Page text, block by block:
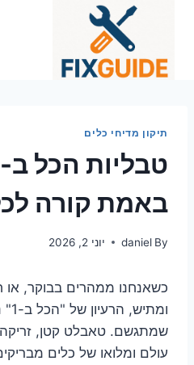
תיקון מדיחי כלים
באמת קורה
By
daniel יוני 2, 2026
כשאנחנו ממהרים בבוקר, או
שמתגשם. טאבלט קטן, זריקה
עולם ומלואו של כלים